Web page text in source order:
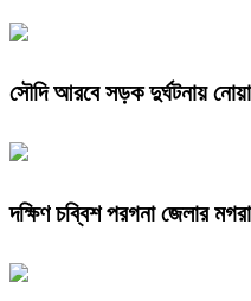
সৌদি আরবে সড়ক দুর্ঘটনায়
দক্ষিণ চব্বিশ পরগনা জেলার